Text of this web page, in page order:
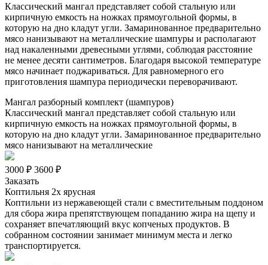
Классический мангал представляет собой стальную или
кирпичную емкость на ножках прямоугольной формы, в
которую на дно кладут угли. Замаринованное предварительно
мясо нанизывают на металлические шампуры и располагают
над накаленными древесными углями, соблюдая расстояние
не менее десяти сантиметров. Благодаря высокой температуре
мясо начинает поджариваться. Для равномерного его
приготовления шампура периодически переворачивают.
Мангал разборный комплект (шампуров)
Классический мангал представляет собой стальную или
кирпичную емкость на ножках прямоугольной формы, в
которую на дно кладут угли. Замаринованное предварительно
мясо нанизывают на металлические
3000 ₽ 3600 ₽
Заказать
Коптильня 2x ярусная
Коптильни из нержавеющей стали с вместительным поддоном
для сбора жира препятствующем попаданию жира на щепу и
сохраняет впечатляющий вкус копченых продуктов. В
собранном состоянии занимает минимум места и легко
транспортируется.